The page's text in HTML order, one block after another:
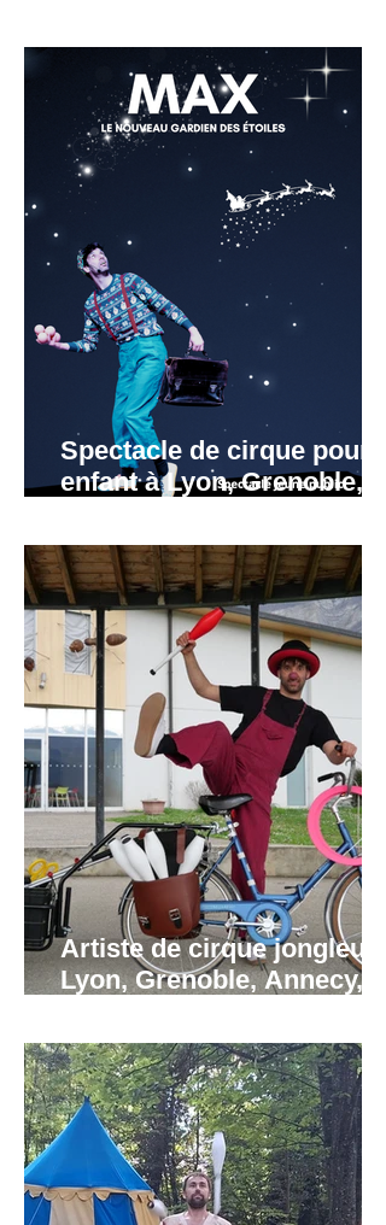
Rhône-Alpes
Spectacle de cirque pour
enfant à Lyon, Grenoble,
Annemasse.
Artiste de cirque jongleur à
Lyon, Grenoble, Annecy,